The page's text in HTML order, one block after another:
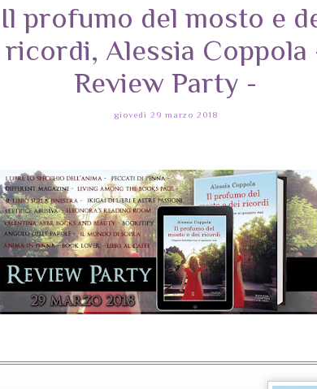
Il profumo del mosto e
ricordi, Alessia Coppola
Review Party -
giovedì 29 marzo 2018